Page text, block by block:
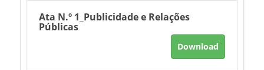
Ata N.º 1_Publicidade e Relações
Públicas
Download